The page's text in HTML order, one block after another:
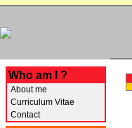
Who am I ?
About me
Curriculum Vitae
Contact